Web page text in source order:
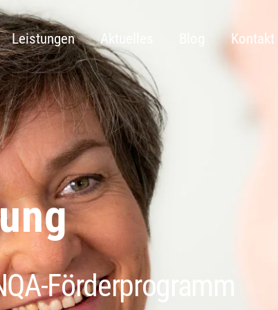
Leistungen Aktuelles Kontakt
Förderprogramm